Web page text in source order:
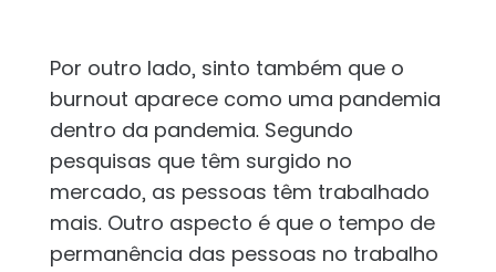
Por outro lado, sinto também que o
burnout aparece como uma pandemia
dentro da pandemia. Segundo
pesquisas que têm surgido no
mercado, as pessoas têm trabalhado
mais. Outro aspecto é que o tempo de
permanência das pessoas no trabalho